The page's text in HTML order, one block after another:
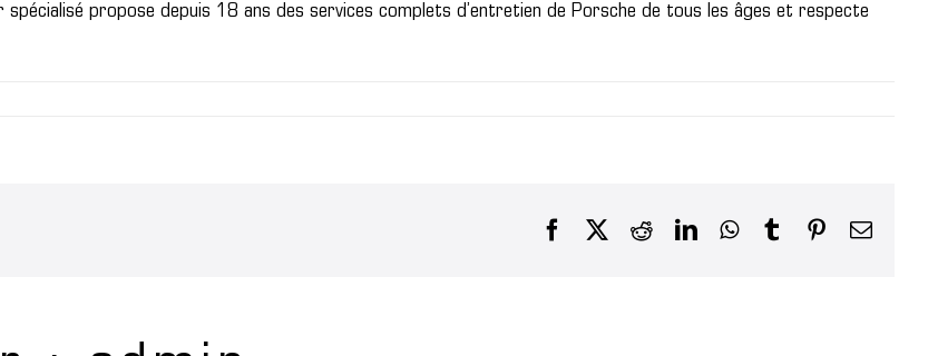
propose depuis 18 ans des services complets d’entretien de Porsche de tous les âges et respecte
FacebookRedditLinkedInWhatsApp
TumblrPinterest
Email